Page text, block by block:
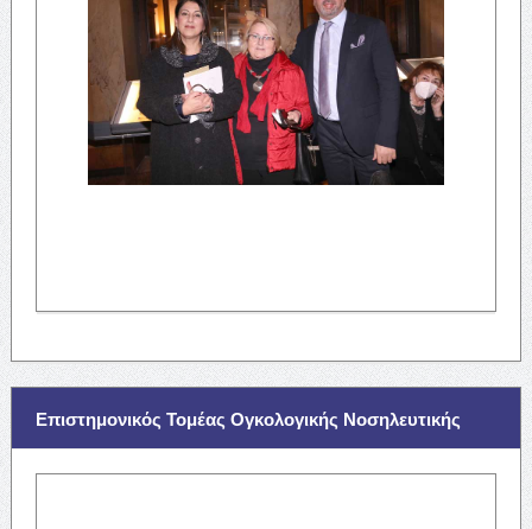
Επιστημονικός Τομέας Ογκολογικής Νοσηλευτικής